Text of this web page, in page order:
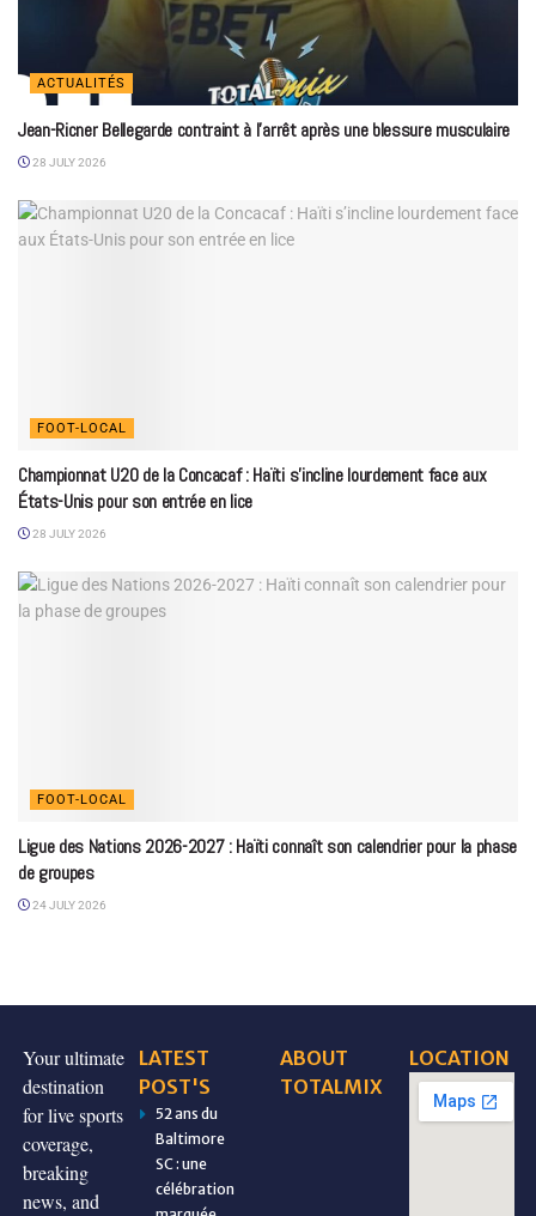
ACTUALITÉS
Jean-Ricner Bellegarde contraint à l’arrêt après une blessure musculaire
28 JULY 2026
FOOT-LOCAL
Championnat U20 de la Concacaf : Haïti s’incline lourdement face aux
États-Unis pour son entrée en lice
28 JULY 2026
FOOT-LOCAL
Ligue des Nations 2026-2027 : Haïti connaît son calendrier pour la phase
de groupes
24 JULY 2026
Your ultimate
destination
for live sports
coverage,
breaking
news, and
LATEST
POST'S
52 ans du
Baltimore
SC : une
célébration
ABOUT
TOTALMIX
LOCATION